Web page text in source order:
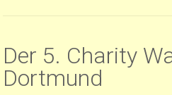
Der 5. Charity
Dortmund